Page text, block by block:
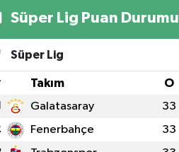
Süper Lig Puan Durumu
Süper Lig
Takım O
Galatasaray 33
Fenerbahçe 33